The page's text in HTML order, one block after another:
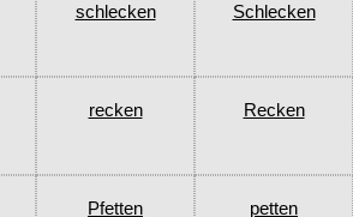
schlecken Schlecken
recken Recken
Pfetten petten